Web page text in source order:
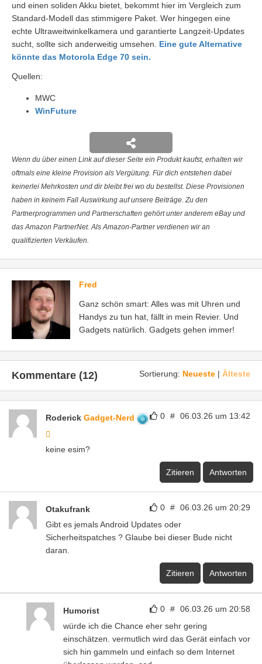
und einen soliden Akku bietet, bekommt hier im Vergleich zum
Standard-Modell das stimmigere Paket. Wer hingegen eine
echte Ultraweitwinkelkamera und garantierte Langzeit-Updates
sucht, sollte sich anderweitig umsehen. Eine gute Alternative
könnte das Motorola Edge 70 sein.
Quellen:
MWC
WinFuture
Wenn du über einen Link auf dieser Seite ein Produkt kaufst, erhalten wir
oftmals eine kleine Provision als Vergütung. Für dich entstehen dabei
keinerlei Mehrkosten und dir bleibt frei wo du bestellst. Diese Provisionen
haben in keinem Fall Auswirkung auf unsere Beiträge. Zu den
Partnerprogrammen und Partnerschaften gehört unter anderem eBay und
das Amazon PartnerNet. Als Amazon-Partner verdienen wir an
qualifizierten Verkäufen.
Fred
Ganz schön smart: Alles was mit Uhren und
Handys zu tun hat, fällt in mein Revier. Und
Gadgets natürlich. Gadgets gehen immer!
Sortierung: Neueste | Älteste
Kommentare (12)
0 # 06.03.26 um 13:42
Roderick Gadget-Nerd
keine esim?
Zitieren Antworten
0 # 06.03.26 um 20:29
Otakufrank
Gibt es jemals Android Updates oder
Sicherheitspatches ? Glaube bei dieser Bude nicht
daran.
Zitieren Antworten
0 # 06.03.26 um 20:58
Humorist
würde ich die Chance eher sehr gering
einschätzen. vermutlich wird das Gerät einfach vor
sich hin gammeln und einfach so dem Internet